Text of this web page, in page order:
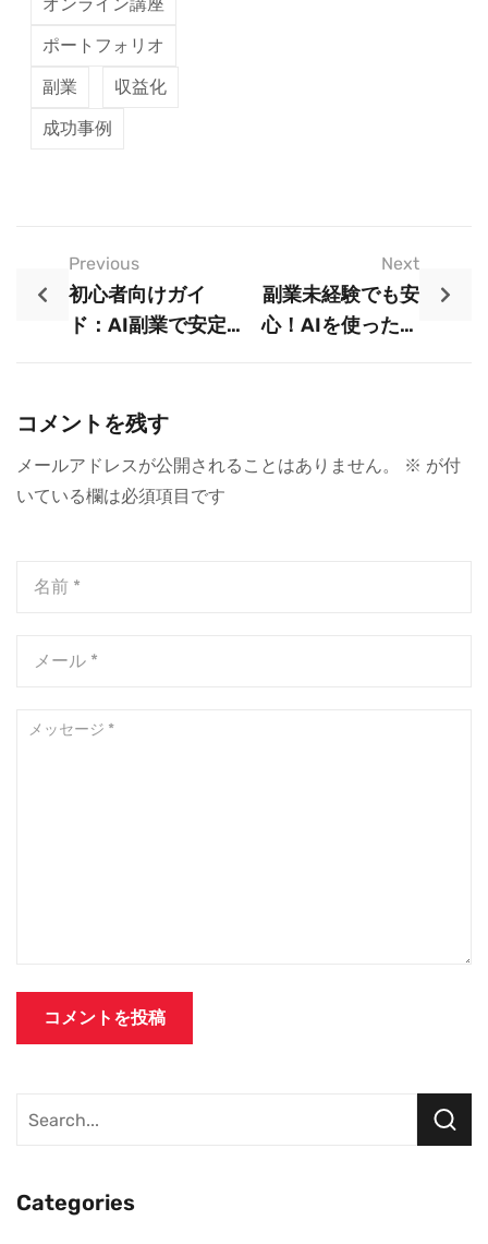
オンライン講座
ポートフォリオ
副業
収益化
成功事例
Previous
初心者向けガイ
ド：AI副業で安定
Next
副業未経験でも安
心！AIを使った収
コメントを残す
メールアドレスが公開されることはありません。 ※ が付
いている欄は必須項目です
Categories